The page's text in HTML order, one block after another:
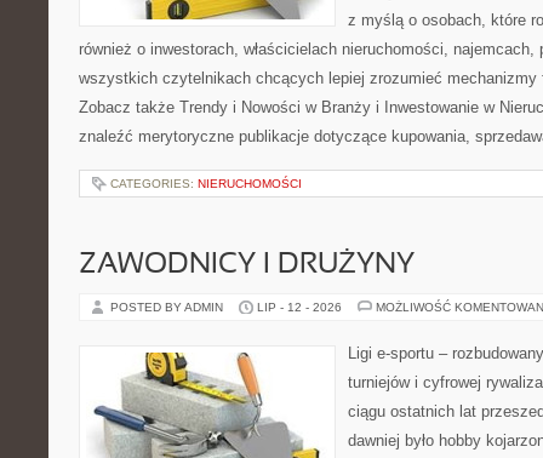
z myślą o osobach, które
również o inwestorach, właścicielach nieruchomości, najemcach,
wszystkich czytelnikach chcących lepiej zrozumieć mechanizmy
Zobacz także Trendy i Nowości w Branży i Inwestowanie w
znaleźć merytoryczne publikacje dotyczące kupowania,
CATEGORIES: NIERUCHOMOŚCI
ZAWODNICY I DRUŻYNY
POSTED BY ADMIN LIP - 12 - 2026 MOŻLIWOŚĆ
Ligi e-sportu –
turniejów i cyfrowej
ciągu ostatnich lat
dawniej było hobby